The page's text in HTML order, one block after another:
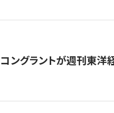
コングラントが週刊東洋